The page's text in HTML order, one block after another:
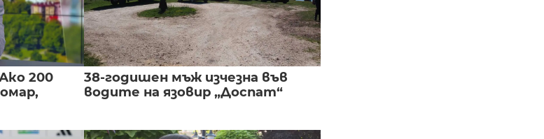
200
38-годишен мъж изчезна във
водите на язовир „Доспат“